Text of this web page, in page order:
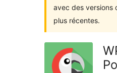
avec des versions
plus récentes.